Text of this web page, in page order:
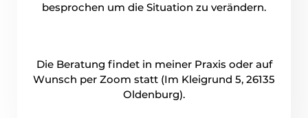
besprochen um die Situation zu verändern.
Die Beratung findet in meiner Praxis oder auf
Wunsch per Zoom statt (Im Kleigrund 5, 26135
Oldenburg).